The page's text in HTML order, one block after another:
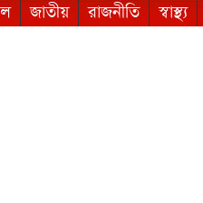
জাতীয় রাজনীতি স্বাস্থ্য